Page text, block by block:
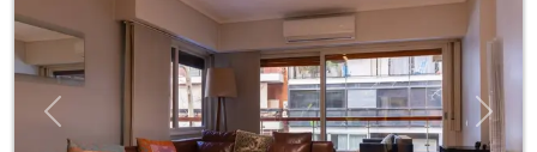
Previous Next